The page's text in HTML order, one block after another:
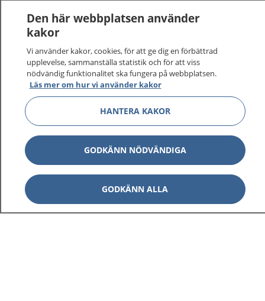
Logga in för att läsa din journal och göra dina
vårdärenden. Ring telefonnummer 1177 för
sjukvårdsrådgivning dygnet runt.
1177 ger dig råd när du vill må bättre.
1177 på flera språk Visa
Om 1177 Visa
Kontakt Visa
Den här webbplatsen använder
kakor
Vi använder kakor, cookies, för att ge dig en förbättrad
upplevelse, sammanställa statistik och för att viss
nödvändig funktionalitet ska fungera på webbplatsen.
Läs mer om hur vi använder kakor
HANTERA KAKOR
GODKÄNN NÖDVÄNDIGA
GODKÄNN ALLA